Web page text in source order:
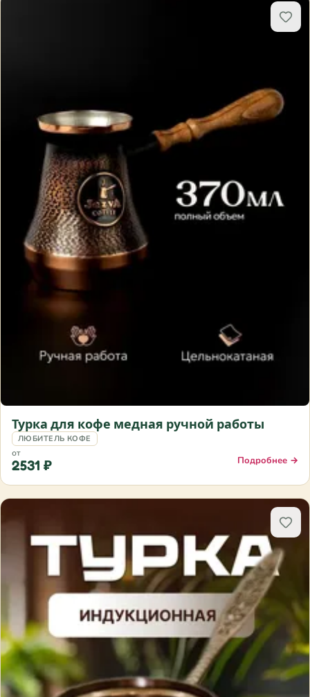
Турка для кофе медная ручной работы
ЛЮБИТЕЛЬ КОФЕ
от
2531 ₽ Подробнее →